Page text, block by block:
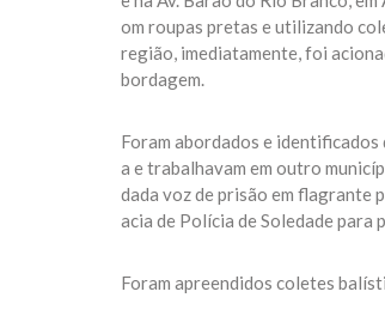
om roupas pretas e utilizando
região, imediatamente, foi
bordagem.
Foram abordados e
a e trabalhavam em outro
dada voz de prisão em flagrante
acia de Polícia de Soledade para
Foram apreendidos coletes